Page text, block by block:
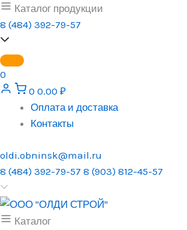
Перейти
к
содержимому
Каталог продукции
8 (484) 392-79-57
0
0 0.00 ₽
Оплата и доставка
Контакты
oldi.obninsk@mail.ru
8 (484) 392-79-57 8 (903) 812-45-57
Каталог